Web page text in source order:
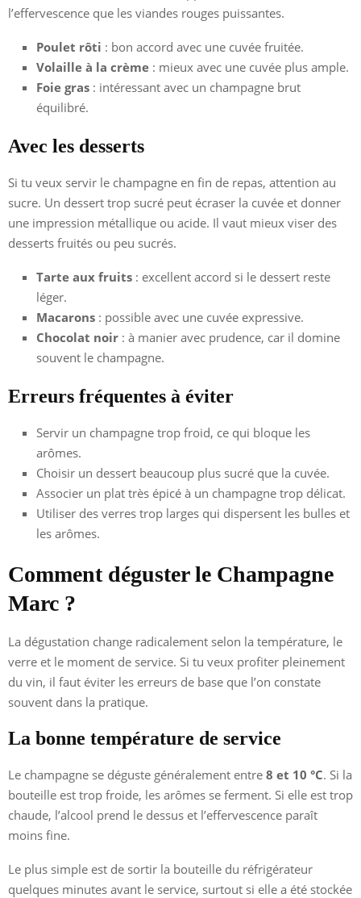
l’effervescence que les viandes rouges puissantes.
Poulet rôti : bon accord avec une cuvée fruitée.
Volaille à la crème : mieux avec une cuvée plus ample.
Foie gras : intéressant avec un champagne brut
équilibré.
Avec les desserts
Si tu veux servir le champagne en fin de repas, attention au
sucre. Un dessert trop sucré peut écraser la cuvée et donner
une impression métallique ou acide. Il vaut mieux viser des
desserts fruités ou peu sucrés.
Tarte aux fruits : excellent accord si le dessert reste
léger.
Macarons : possible avec une cuvée expressive.
Chocolat noir : à manier avec prudence, car il domine
souvent le champagne.
Erreurs fréquentes à éviter
Servir un champagne trop froid, ce qui bloque les
arômes.
Choisir un dessert beaucoup plus sucré que la cuvée.
Associer un plat très épicé à un champagne trop délicat.
Utiliser des verres trop larges qui dispersent les bulles et
les arômes.
Comment déguster le Champagne
Marc ?
La dégustation change radicalement selon la température, le
verre et le moment de service. Si tu veux profiter pleinement
du vin, il faut éviter les erreurs de base que l’on constate
souvent dans la pratique.
La bonne température de service
Le champagne se déguste généralement entre 8 et 10 °C. Si la
bouteille est trop froide, les arômes se ferment. Si elle est trop
chaude, l’alcool prend le dessus et l’effervescence paraît
moins fine.
Le plus simple est de sortir la bouteille du réfrigérateur
quelques minutes avant le service, surtout si elle a été stockée